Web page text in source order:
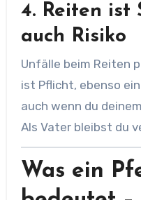
4. Reiten ist
auch Risiko
Unfälle beim Reiten
ist Pflicht, ebenso
auch wenn du
Als Vater bleibst du
Was ein